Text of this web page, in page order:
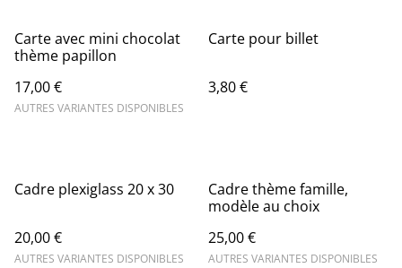
Carte avec mini chocolat
thème papillon
17,00 €
AUTRES VARIANTES DISPONIBLES
Carte pour billet
3,80 €
Cadre plexiglass 20 x 30
20,00 €
AUTRES VARIANTES DISPONIBLES
Cadre thème famille,
modèle au choix
25,00 €
AUTRES VARIANTES DISPONIBLES